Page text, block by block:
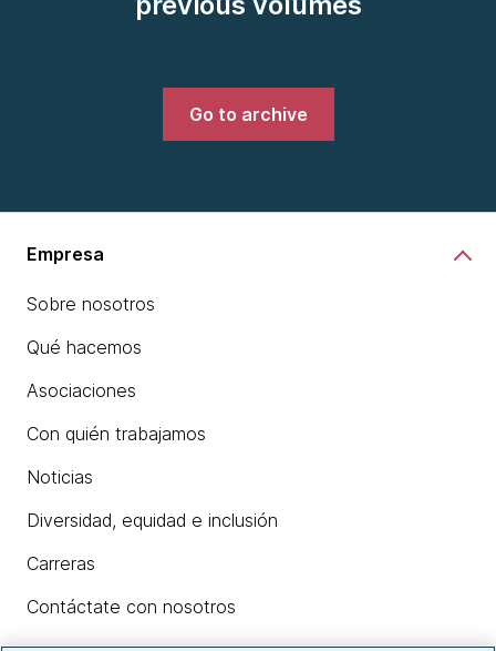
Go to archive
Empresa
Sobre nosotros
Qué hacemos
Asociaciones
Con quién trabajamos
Noticias
Diversidad, equidad e inclusión
Carreras
Contáctate con nosotros